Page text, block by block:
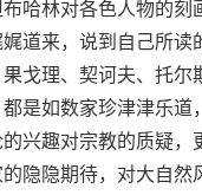
哈林对各色人物的刻
道来，说到自己所读
戈理、契诃夫、托尔
是如数家珍津津乐道
兴趣对宗教的质疑，
隐隐期待，对大自然